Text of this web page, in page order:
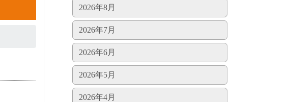
2026年8月
2026年7月
2026年6月
2026年5月
2026年4月